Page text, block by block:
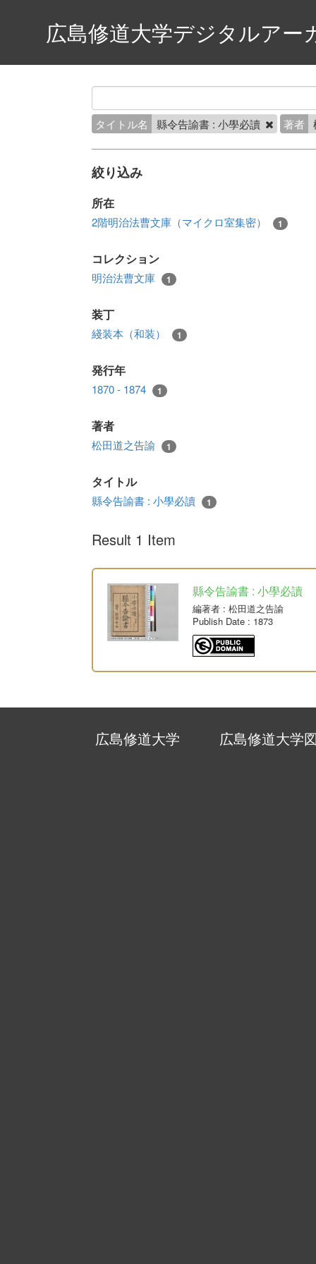
広島修道大学デジタルアー
タイトル名 縣令告諭書 : 小學必讀 著者
絞り込み
所在
2階明治法曹文庫（マイクロ室集密） 1
コレクション
明治法曹文庫 1
装丁
綫装本（和装） 1
発行年
1870 - 1874 1
著者
松田道之告諭 1
タイトル
縣令告諭書 : 小學必讀 1
Result 1 Item
縣令告諭書 : 小學必讀
編著者 : 松田道之告諭
Publish Date : 1873
広島修道大学 広島修道大学